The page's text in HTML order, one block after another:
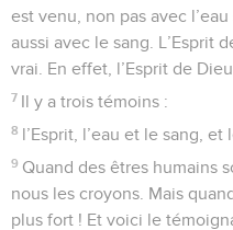
est venu, non pas avec
aussi avec le sang. L’Esprit
vrai. En effet, l’Esprit de
7 Il y a trois témoins :
8 l’Esprit, l’eau et le sang, et
9 Quand des êtres humains
nous les croyons. Mais
plus fort ! Et voici le